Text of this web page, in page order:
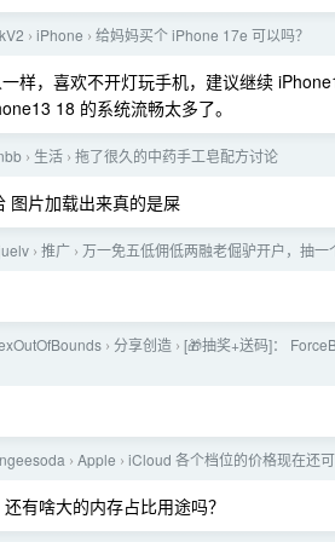
› iPhone › 给妈妈买个 iPhone 17e 可以吗？
样，喜欢不开灯玩手机，建议继续
18 的系统流畅太多了。
› 生活 › 拖了很久的中药手工皂配方讨论
图片加载出来真的是屎
› 推广 › 万一免五低佣低两融老倔驴开户，抽
› 分享创造 › [🎁抽奖+送码]：
› Apple › iCloud 各个档位的价格现在还可
有啥大的内存占比用途吗？